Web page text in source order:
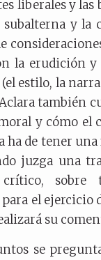
liberales y
y la
la erudición y
estilo, la
también
y cómo el
ha de tener
juzga una
crítico,
el ejercicio
su
se